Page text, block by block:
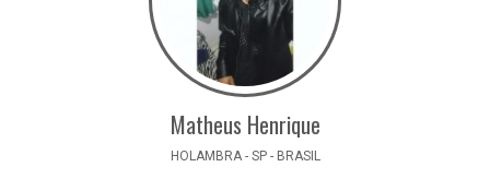
Matheus Henrique
HOLAMBRA - SP - BRASIL